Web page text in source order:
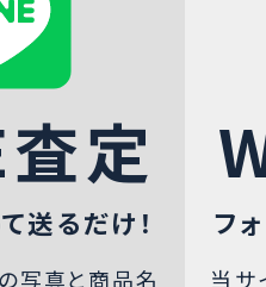
定
送るだけ！
写真と商品名
フ
当サ